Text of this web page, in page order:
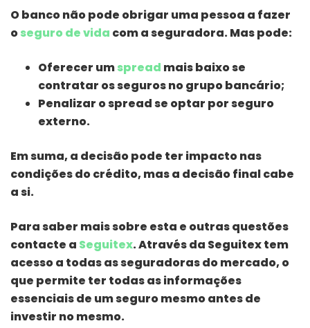
O banco não pode obrigar uma pessoa a fazer
oseguro de vida com a seguradora. Mas pode:
Oferecer umspread mais baixo se
contratar os seguros no grupo bancário;
Penalizar o spread se optar por seguro
externo.
Em suma, a decisão pode ter impacto nas
condições do crédito, mas a decisão final cabe
a si.
Para saber mais sobre esta e outras questões
contacte a Seguitex. Através da Seguitex tem
acesso a todas as seguradoras do mercado, o
que permite ter todas as informações
essenciais de um seguro mesmo antes de
investir no mesmo.